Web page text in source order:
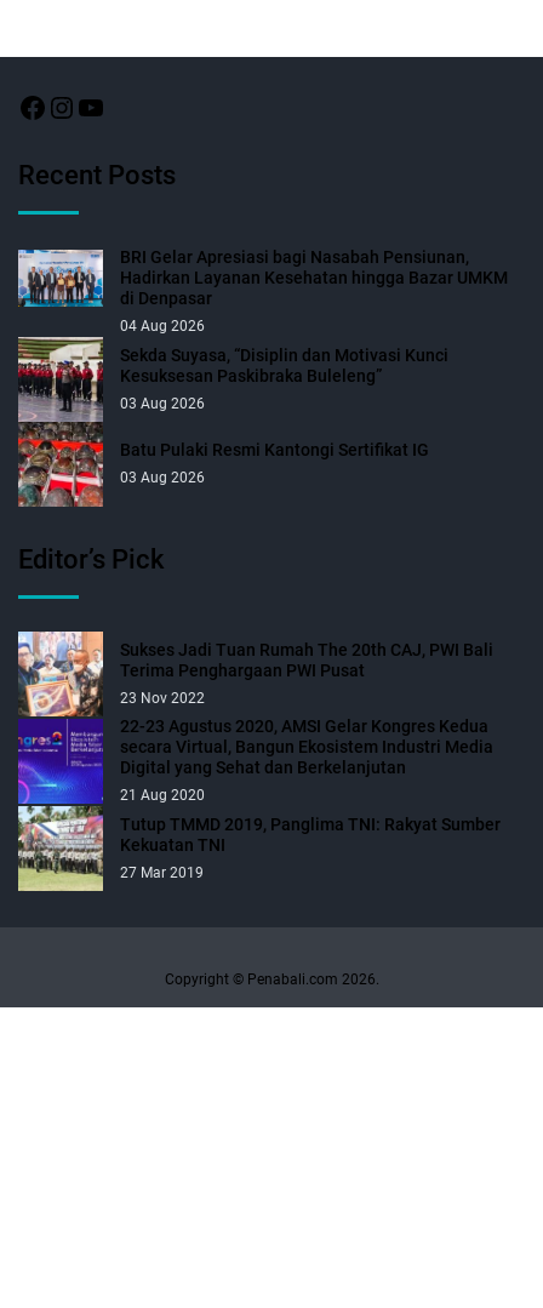
Recent Posts
BRI Gelar Apresiasi bagi Nasabah Pensiunan,
Hadirkan Layanan Kesehatan hingga Bazar UMKM
di Denpasar
04 Aug 2026
Sekda Suyasa, “Disiplin dan Motivasi Kunci
Kesuksesan Paskibraka Buleleng”
03 Aug 2026
Batu Pulaki Resmi Kantongi Sertifikat IG
03 Aug 2026
Editor’s Pick
Sukses Jadi Tuan Rumah The 20th CAJ, PWI Bali
Terima Penghargaan PWI Pusat
23 Nov 2022
22-23 Agustus 2020, AMSI Gelar Kongres Kedua
secara Virtual, Bangun Ekosistem Industri Media
Digital yang Sehat dan Berkelanjutan
21 Aug 2020
Tutup TMMD 2019, Panglima TNI: Rakyat Sumber
Kekuatan TNI
27 Mar 2019
Copyright © Penabali.com 2026.